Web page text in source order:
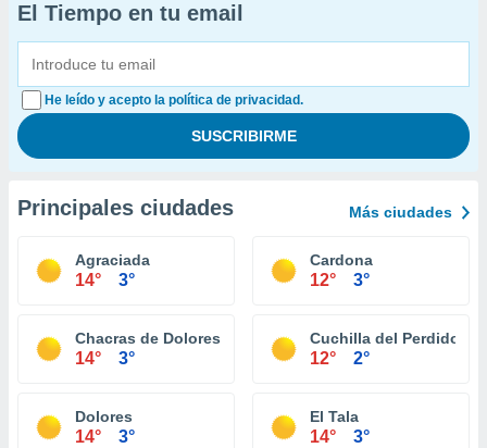
El Tiempo en tu email
He leído y acepto la política de privacidad.
Principales ciudades Más ciudades
Agraciada
14° 3°
Cardona
12° 3°
Chacras de Dolores
14° 3°
Cuchilla del Perdido
12° 2°
Dolores
14° 3°
El Tala
14° 3°